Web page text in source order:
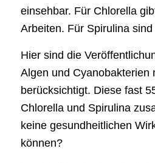
einsehbar. Für Chlorella
Arbeiten. Für Spirulina
Hier sind die
Algen und Cyanobakterien
berücksichtigt. Diese fast
Chlorella und Spirulina
keine gesundheitlichen
können?